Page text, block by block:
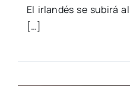
El irlan­dés se subirá
[…]